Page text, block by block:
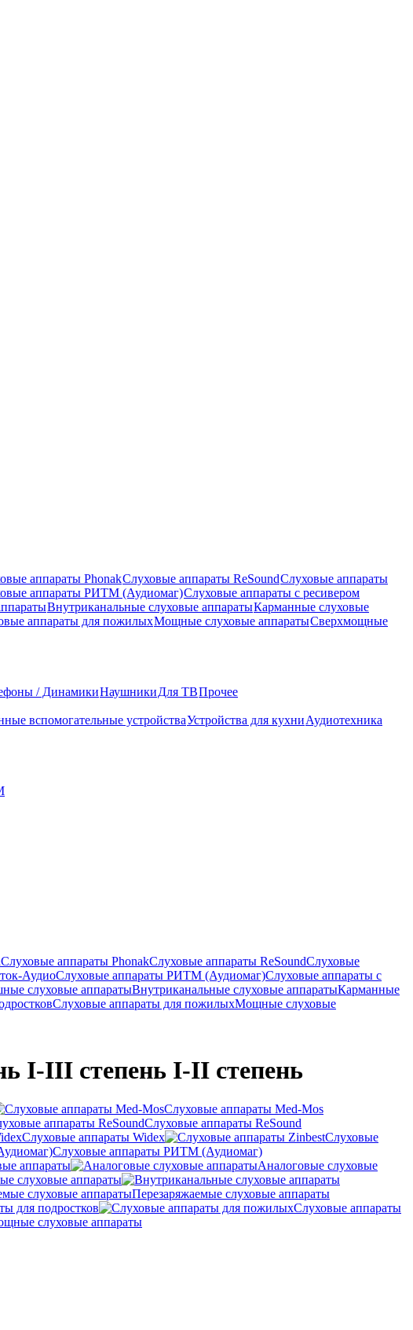
аппараты PhonakСлуховые аппараты ReSoundСлуховые аппараты
аппараты РИТМ (Аудиомаг)Слуховые аппараты с ресивером
Внутриканальные слуховые аппаратыКарманные слуховые
аппараты для пожилыхМощные слуховые аппаратыСверхмощные
/ ДинамикиНаушникиДля ТВПрочее
вспомогательные устройстваУстройства для кухниАудиотехника
Слуховые аппараты PhonakСлуховые аппараты ReSoundСлуховые
АудиоСлуховые аппараты РИТМ (Аудиомаг)Слуховые аппараты с
слуховые аппаратыВнутриканальные слуховые аппаратыКарманные
Слуховые аппараты для пожилыхМощные слуховые
I-III степень I-II степень
Слуховые аппараты Med-Mos
Слуховые аппараты ReSound
Слуховые аппараты Widex
Слуховые
Слуховые аппараты РИТМ (Аудиомаг)
аппараты
Аналоговые слуховые
слуховые аппараты
Перезаряжаемые слуховые аппараты
для подростков
Слуховые аппараты
слуховые аппараты